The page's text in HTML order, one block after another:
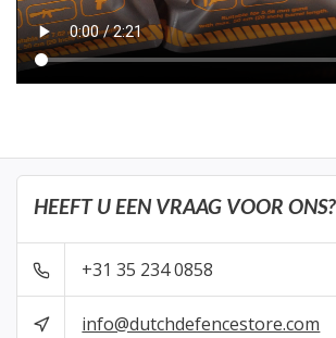
HEEFT U EEN VRAAG VOOR ONS?
+31 35 234 0858
info@dutchdefencestore.com